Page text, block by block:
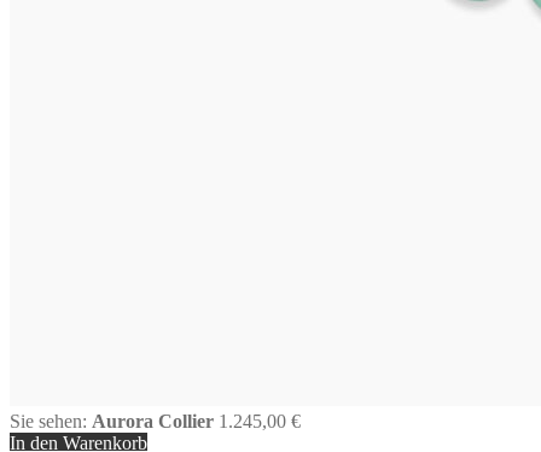
Sie sehen: Aurora Collier 1.245,00 €
In den Warenkorb